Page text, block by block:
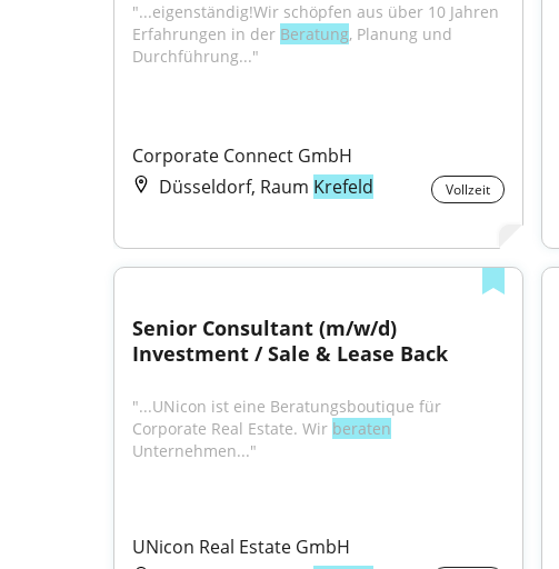
"...eigenständig!Wir schöpfen aus über 10 Jahren
Erfahrungen in der Beratung, Planung und
Durchführung..."
Corporate Connect GmbH
Düsseldorf, Raum Krefeld Vollzeit
Senior Consultant (m/w/d)
Investment / Sale & Lease Back
"...UNicon ist eine Beratungsboutique für
Corporate Real Estate. Wir beraten
Unternehmen..."
UNicon Real Estate GmbH